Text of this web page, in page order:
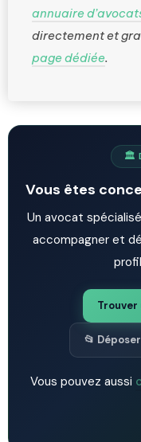
annuaire
directement et
page dédiée.
🏛️
Vous êtes
Un avocat
accompagner et
📂
Vous pouvez aussi